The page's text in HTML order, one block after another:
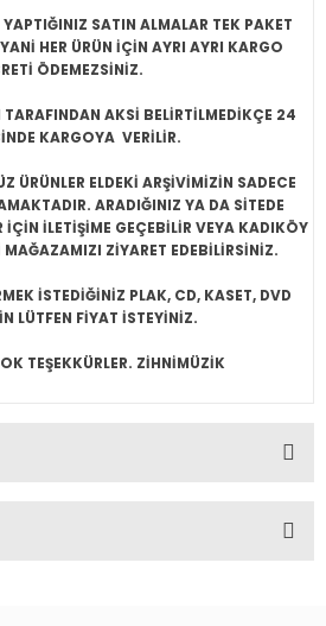
YAPTIĞINIZ SATIN ALMALAR TEK PAKET
HER ÜRÜN İÇİN AYRI AYRI KARGO
ÖDEMEZSİNİZ.
TARAFINDAN AKSİ BELİRTİLMEDİKÇE 24
KARGOYA VERİLİR.
ÜRÜNLER ELDEKİ ARŞİVİMİZİN SADECE
ARADIĞINIZ YA DA SİTEDE
İÇİN İLETİŞİME GEÇEBİLİR VEYA KADIKÖY
ZİYARET EDEBİLİRSİNİZ.
İSTEDİĞİNİZ PLAK, CD, KASET, DVD
LÜTFEN FİYAT İSTEYİNİZ.
TEŞEKKÜRLER. ZİHNİMÜZİK